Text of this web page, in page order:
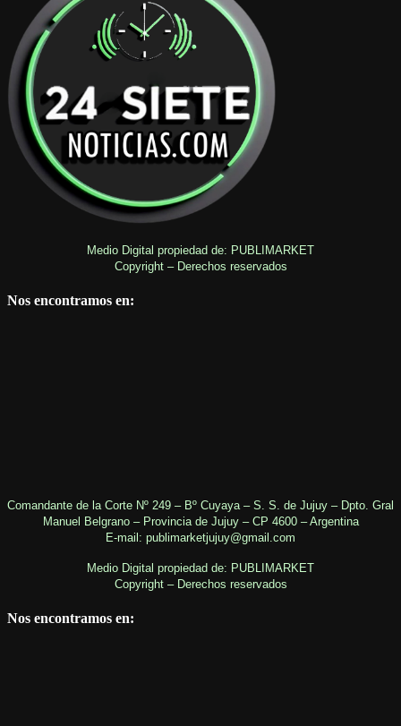
Medio Digital propiedad de: PUBLIMARKET
Copyright – Derechos reservados
Nos encontramos en:
Comandante de la Corte Nº 249 – Bº Cuyaya – S. S. de Jujuy – Dpto. Gral
Manuel Belgrano – Provincia de Jujuy – CP 4600 – Argentina
E-mail: publimarketjujuy@gmail.com
Medio Digital propiedad de: PUBLIMARKET
Copyright – Derechos reservados
Nos encontramos en: